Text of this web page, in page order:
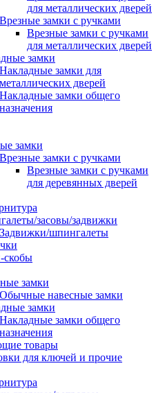
для металлических дверей
Врезные замки с ручками
Врезные замки с ручками
для металлических дверей
замки
Накладные замки для
металлических дверей
Накладные замки общего
назначения
замки
Врезные замки с ручками
Врезные замки с ручками
для деревянных дверей
засовы/задвижки
Задвижки/шпингалеты
скобы
замки
Обычные навесные замки
замки
Накладные замки общего
назначения
товары
для ключей и прочие